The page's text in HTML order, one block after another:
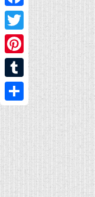
Facebook
Twitter
Pinterest
Tumblr
Share